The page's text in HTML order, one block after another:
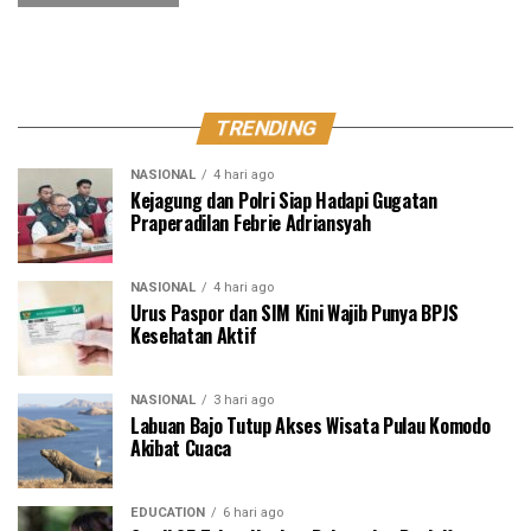
TRENDING
NASIONAL 4 hari ago
Kejagung dan Polri Siap Hadapi Gugatan
Praperadilan Febrie Adriansyah
NASIONAL 4 hari ago
Urus Paspor dan SIM Kini Wajib Punya BPJS
Kesehatan Aktif
NASIONAL 3 hari ago
Labuan Bajo Tutup Akses Wisata Pulau Komodo
Akibat Cuaca
EDUCATION 6 hari ago